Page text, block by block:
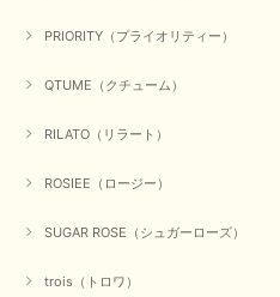
PRIORITY（プライオリティー）
QTUME（クチューム）
RILATO（リラート）
ROSIEE（ロージー）
SUGAR ROSE（シュガーローズ）
trois（トロワ）